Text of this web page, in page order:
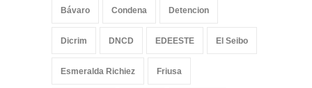
Bávaro Condena Detencion
Dicrim DNCD EDEESTE El Seibo
Esmeralda Richiez Friusa